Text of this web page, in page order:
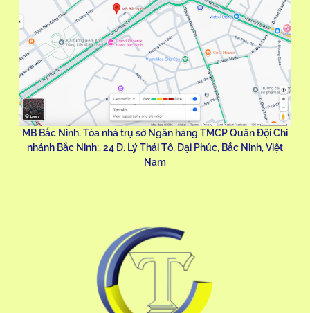
MB Bắc Ninh, Tòa nhà trụ sở Ngân hàng TMCP Quân Đội Chi
nhánh Bắc Ninh:, 24 Đ. Lý Thái Tổ, Đại Phúc, Bắc Ninh, Việt
Nam